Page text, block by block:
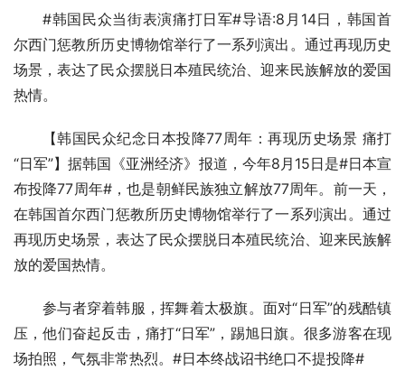
#韩国民众当街表演痛打日军#导语:8月14日，韩国首
尔西门惩教所历史博物馆举行了一系列演出。通过再现历史
场景，表达了民众摆脱日本殖民统治、迎来民族解放的爱国
热情。
【韩国民众纪念日本投降77周年：再现历史场景 痛打
“日军”】据韩国《亚洲经济》报道，今年8月15日是#日本宣
布投降77周年#，也是朝鲜民族独立解放77周年。前一天，
在韩国首尔西门惩教所历史博物馆举行了一系列演出。通过
再现历史场景，表达了民众摆脱日本殖民统治、迎来民族解
放的爱国热情。
参与者穿着韩服，挥舞着太极旗。面对“日军”的残酷镇
压，他们奋起反击，痛打“日军”，踢旭日旗。很多游客在现
场拍照，气氛非常热烈。#日本终战诏书绝口不提投降#